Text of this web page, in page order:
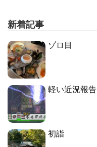
新着記事
ゾロ目
軽い近況報告
初詣